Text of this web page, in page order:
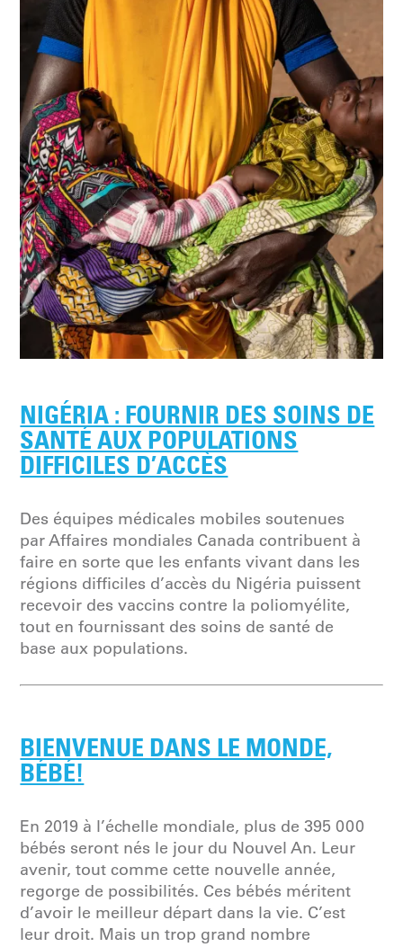
NIGÉRIA : FOURNIR DES SOINS DE
SANTÉ AUX POPULATIONS
DIFFICILES D’ACCÈS
Des équipes médicales mobiles soutenues
par Affaires mondiales Canada contribuent à
faire en sorte que les enfants vivant dans les
régions difficiles d’accès du Nigéria puissent
recevoir des vaccins contre la poliomyélite,
tout en fournissant des soins de santé de
base aux populations.
BIENVENUE DANS LE MONDE,
BÉBÉ!
En 2019 à l’échelle mondiale, plus de 395 000
bébés seront nés le jour du Nouvel An. Leur
avenir, tout comme cette nouvelle année,
regorge de possibilités. Ces bébés méritent
d’avoir le meilleur départ dans la vie. C’est
leur droit. Mais un trop grand nombre